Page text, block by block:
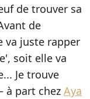
de trouver sa
de
va juste rapper
soit elle va
Je trouve
à part chez Aya